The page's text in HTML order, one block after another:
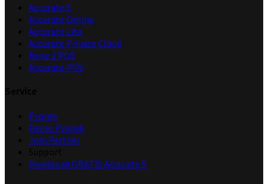
Accurate 5
Accurate Online
Accurate Lite
Accurate Private Cloud
Rene 2 POS
Accurate POS
Promo
Demo Produk
Join Partner
Download GRATIS Accurate 5